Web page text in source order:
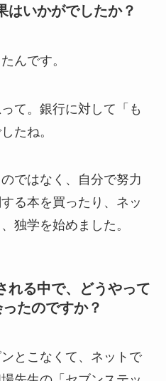
はいかがでしたか？
んです。
て。銀行に対して「も
たね。
ではなく、自分で努力
る本を買ったり、ネッ
独学を始めました。
れる中で、どうやって
たのですか？
とこなくて、ネットで